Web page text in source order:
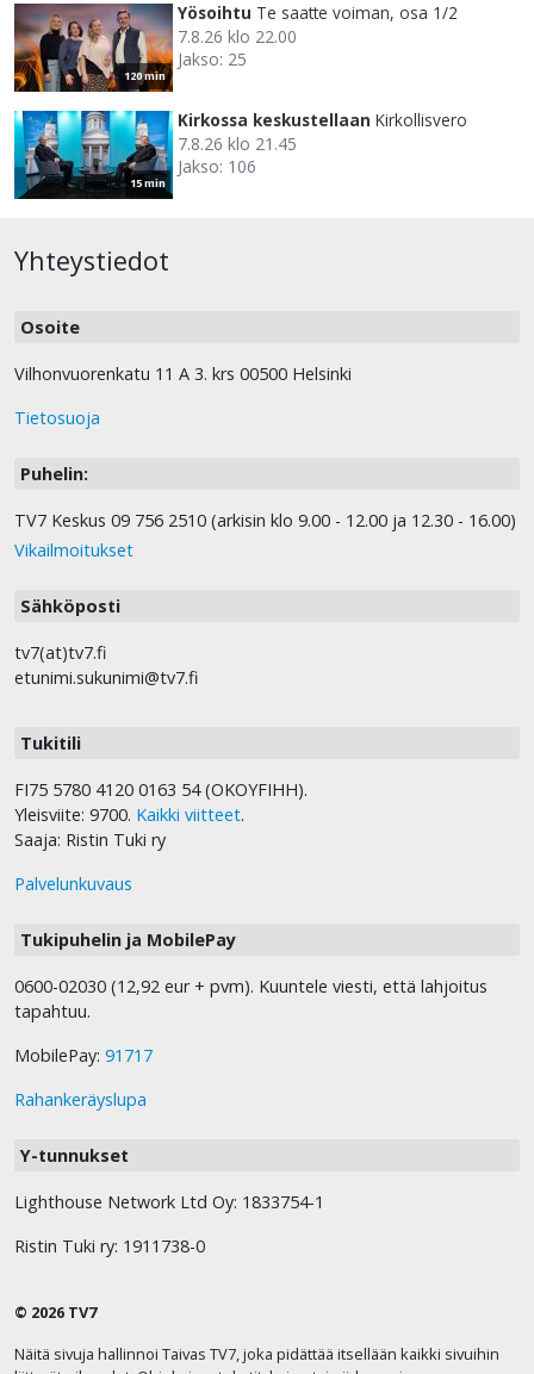
120 min
Yösoihtu Te saatte voiman, osa 1/2
7.8.26 klo 22.00
Jakso: 25
15 min
Kirkossa keskustellaan Kirkollisvero
7.8.26 klo 21.45
Jakso: 106
Yhteystiedot
Osoite
Vilhonvuorenkatu 11 A 3. krs 00500 Helsinki
Tietosuoja
Puhelin:
TV7 Keskus 09 756 2510 (arkisin klo 9.00 - 12.00 ja 12.30 - 16.00)
Vikailmoitukset
Sähköposti
tv7(at)tv7.fi
etunimi.sukunimi@tv7.fi
Tukitili
FI75 5780 4120 0163 54 (OKOYFIHH).
Yleisviite: 9700. Kaikki viitteet.
Saaja: Ristin Tuki ry
Palvelunkuvaus
Tukipuhelin ja MobilePay
0600-02030 (12,92 eur + pvm). Kuuntele viesti, että lahjoitus
tapahtuu.
MobilePay: 91717
Rahankeräyslupa
Y-tunnukset
Lighthouse Network Ltd Oy: 1833754-1
Ristin Tuki ry: 1911738-0
© 2026 TV7
Näitä sivuja hallinnoi Taivas TV7, joka pidättää itsellään kaikki sivuihin